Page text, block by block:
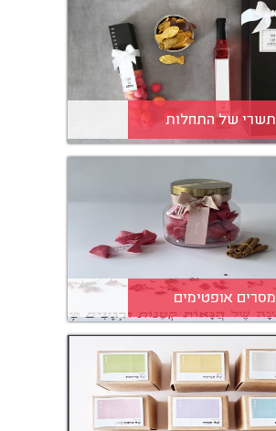
תשרי של התחלות
מסרים אופטימים